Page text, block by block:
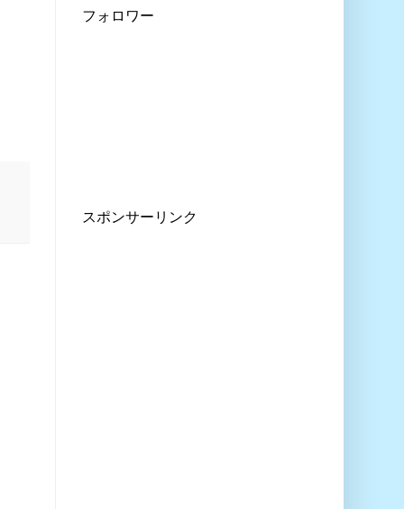
フォロワー
スポンサーリンク